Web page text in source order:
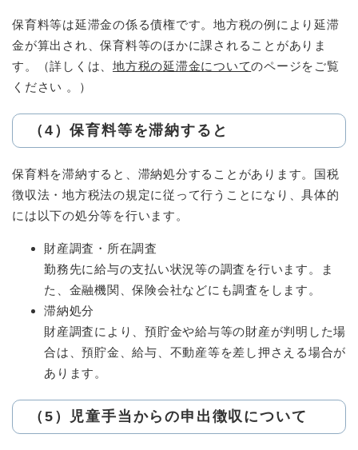
保育料等は延滞金の係る債権です。地方税の例により延滞
金が算出され、保育料等のほかに課されることがありま
す。（詳しくは、 地方税の延滞金についてのページをご覧
ください 。）
（4）保育料等を滞納すると
保育料を滞納すると、滞納処分することがあります。国税
徴収法・地方税法の規定に従って行うことになり、具体的
には以下の処分等を行います。
財産調査・所在調査
勤務先に給与の支払い状況等の調査を行います。ま
た、金融機関、保険会社などにも調査をします。
滞納処分
財産調査により、預貯金や給与等の財産が判明した場
合は、預貯金、給与、不動産等を差し押さえる場合が
あります。
（5）児童手当からの申出徴収について